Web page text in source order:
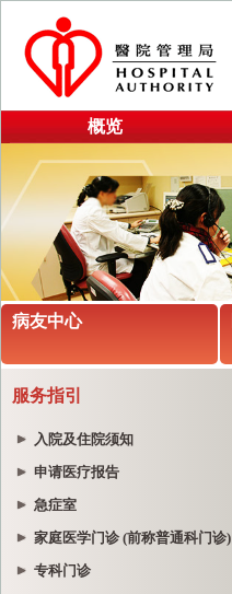
概览
病友中心
服务指引
入院及住院须知
申请医疗报告
急症室
家庭医学门诊 (前称普通科门诊)
专科门诊